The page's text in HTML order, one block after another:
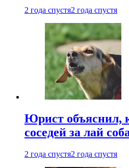
2 года спустя2 года спустя
Юрист объяснил,
соседей за лай
2 года спустя2 года спустя